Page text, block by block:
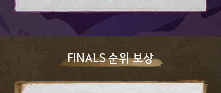
FINALS 순위 보상​